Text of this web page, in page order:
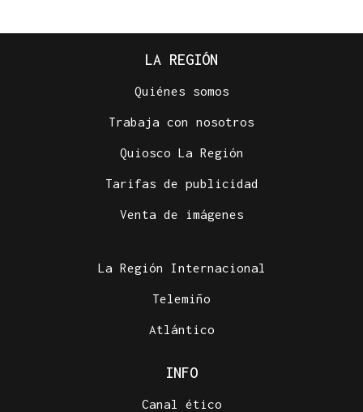
LA REGIÓN
Quiénes somos
Trabaja con nosotros
Quiosco La Región
Tarifas de publicidad
Venta de imágenes
La Región Internacional
Telemiño
Atlántico
INFO
Canal ético